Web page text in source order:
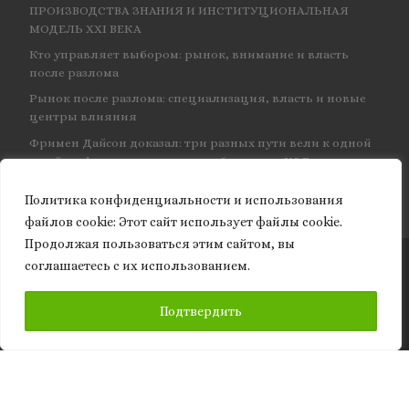
Политика конфиденциальности и использования
файлов сookie: Этот сайт использует файлы cookie.
Продолжая пользоваться этим сайтом, вы
соглашаетесь с их использованием.
Подтвердить
ПРОИЗВОДСТВА ЗНАНИЯ И ИНСТИТУЦИОНАЛЬНАЯ
МОДЕЛЬ XXI ВЕКА
Кто управляет выбором: рынок, внимание и власть
после разлома
Рынок после разлома: специализация, власть и новые
центры влияния
Фримен Дайсон доказал: три разных пути вели к одной
и той же физике — и навсегда объединил КЭД
© 2026Granite of science– Все права защищены